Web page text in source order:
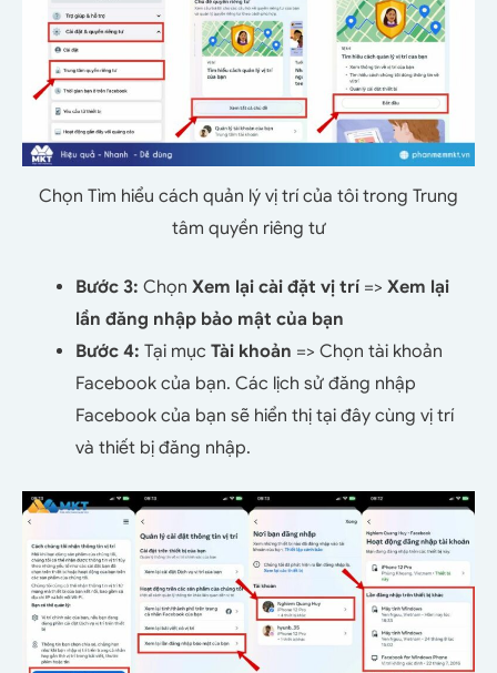
Chọn Tìm hiểu cách quản lý vị trí của tôi trong Trung
tâm quyền riêng tư
Bước 3: Chọn Xem lại cài đặt vị trí => Xem lại
lần đăng nhập bảo mật của bạn
Bước 4: Tại mục Tài khoản => Chọn tài khoản
Facebook của bạn. Các lịch sử đăng nhập
Facebook của bạn sẽ hiển thị tại đây cùng vị trí
và thiết bị đăng nhập.